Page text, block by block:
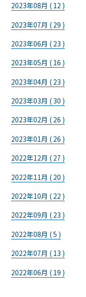
2023年08月 ( 12 )
2023年07月 ( 29 )
2023年06月 ( 23 )
2023年05月 ( 16 )
2023年04月 ( 23 )
2023年03月 ( 30 )
2023年02月 ( 26 )
2023年01月 ( 26 )
2022年12月 ( 27 )
2022年11月 ( 20 )
2022年10月 ( 22 )
2022年09月 ( 23 )
2022年08月 ( 5 )
2022年07月 ( 13 )
2022年06月 ( 19 )